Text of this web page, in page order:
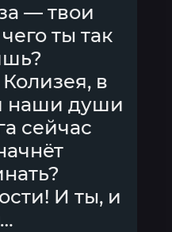
— твои
ты так
в
наши души
сейчас
И ты, и